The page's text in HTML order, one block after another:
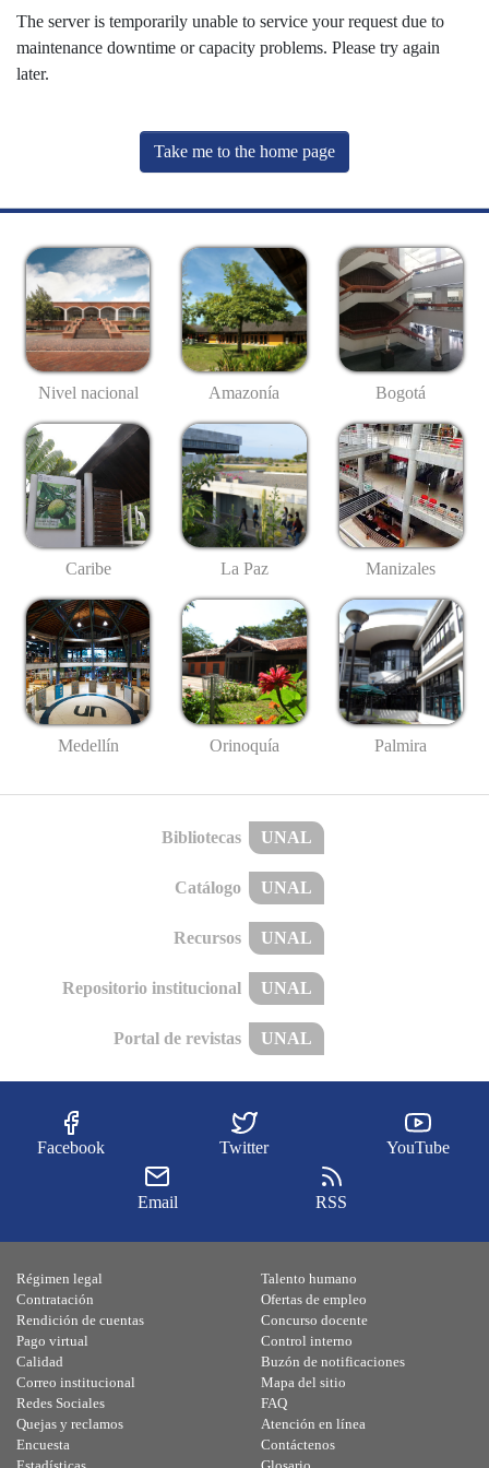
The server is temporarily unable to service your request due to
maintenance downtime or capacity problems. Please try again
later.
Take me to the home page
Nivel nacional Amazonía Bogotá
Caribe La Paz Manizales
Medellín Orinoquía Palmira
Bibliotecas UNAL
Catálogo UNAL
Recursos UNAL
Repositorio institucional UNAL
Portal de revistas UNAL
Facebook Twitter YouTube
Email RSS
Régimen legal
Contratación
Rendición de cuentas
Pago virtual
Calidad
Talento humano
Ofertas de empleo
Concurso docente
Control interno
Buzón de notificaciones
Correo institucional
Redes Sociales
Quejas y reclamos
Encuesta
Mapa del sitio
FAQ
Atención en línea
Contáctenos